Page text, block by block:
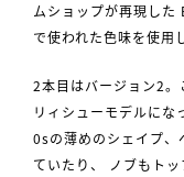
ムショップが再現した
で使われた色味を使用
2本目はバージョン2
リィシューモデルにな
0sの薄めのシェイプ、
ていたり、 ノブもト